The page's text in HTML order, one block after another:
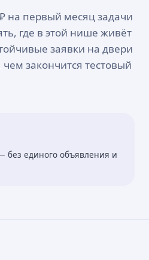
на первый месяц задачи
где в этой нише живёт
заявки на двери
закончится тестовый
без единого объявления и